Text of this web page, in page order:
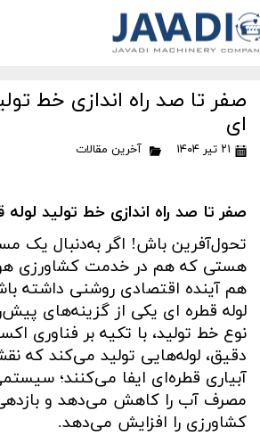
صفر تا صد راه‌ اندازی خط
ای
۲۱ تیر ۱۴۰۴ آخرین مقالات
صفر تا صد راه‌ اندازی خط تولید لوله
تحول‌آفرین باش! اگر به‌دنبال یک
هستی که هم در خدمت کشاورزی
هم آینده اقتصادی روشنی داشته
لوله قطره ای یکی از گزینه‌های
نوع خط تولید، با تکیه بر فناوری
دقیق، لوله‌هایی تولید می‌کند که
آبیاری قطره‌ای ایفا می‌کنند؛
مصرف آب را کاهش می‌دهد و
کشاورزی را افزایش می‌دهد.